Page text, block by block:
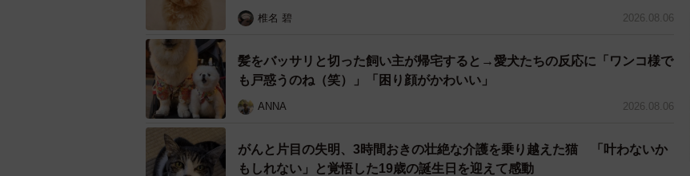
椎名 碧 2026.08.06
髪をバッサリと切った飼い主が帰宅すると→愛犬たちの反応に「ワンコ様で
も戸惑うのね（笑）」「困り顔がかわいい」
ANNA 2026.08.06
がんと片目の失明、3時間おきの壮絶な介護を乗り越えた猫 「叶わないか
もしれない」と覚悟した19歳の誕生日を迎えて感動